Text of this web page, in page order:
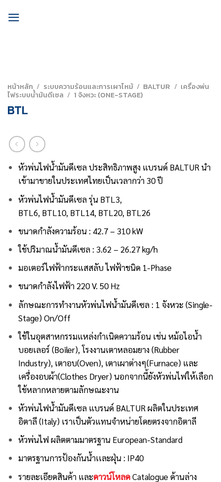
หน้าหลัก / ระบบความร้อนและการเผาไหม้ / BALTUR / เครื่องพ่น
ไฟระบบน้ำมันดีเซล / 1 จังหวะ (ONE-STAGE)
BTL
หัวพ่นไฟน้ำมันดีเซล ประสิทธิภาพสูง แบรนด์ BALTUR นำ
เข้ามาขายในประเทศไทยเป็นเวลากว่า 30 ปี
หัวพ่นไฟน้ำมันดีเซล รุ่น BTL3,
BTL6, BTL10, BTL14, BTL20, BTL26
ขนาดกำลังความร้อน : 42.7 – 310 kW
ใช้ปริมาณน้ำมันดีเซล : 3.62 – 26.27 kg/h
มอเตอร์ไฟฟ้ากระแสสลับ ไฟฟ้าชนิด 1-Phase
ขนาดกำลังไฟฟ้า 220 V. 50 Hz
ลักษณะการทำงานหัวพ่นไฟน้ำมันดีเซล : 1 จังหวะ (Single-
Stage) On/Off
ใช้ในอุตสาหกรรมแหล่งกำเนิดความร้อน เช่น หม้อไอน้ำ
บอยเลอร์ (Boiler), โรงงานเตาหลอมยาง (Rubber
Industry), เตาอบ(Oven), เตาเผาต่างๆ(Furnace) และ
เครื่องอบผ้า(Clothes Dryer) นอกจากนี้ยังหัวพ่นไฟให้เลือก
ใช้หลากหลายตามลักษณะงาน
หัวพ่นไฟน้ำมันดีเซล แบรนด์ BALTURผลิตในประเทศ
อิตาลี (Italy) เราเป็นตัวแทนจำหน่ายโดยตรงจากอิตาลี
หัวพ่นไฟ ผลิตตามมาตรฐาน European-Standard
มาตรฐานการป้องกันน้ำเเละฝุ่น : IP40
รายละเอียดสินค้า และดาวน์โหลดCatalogue ด้านล่าง